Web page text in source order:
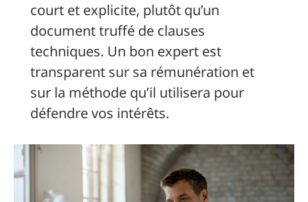
court et explicite, plutôt qu’un
document truffé de clauses
techniques. Un bon expert est
transparent sur sa rémunération et
sur la méthode qu’il utilisera pour
défendre vos intérêts.